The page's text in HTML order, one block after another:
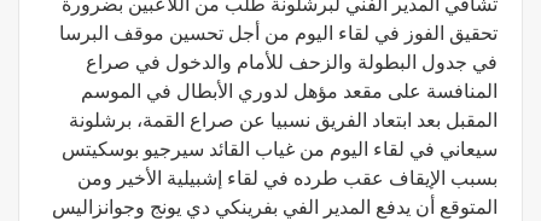
تحقيق الفوز في لقاء اليوم من أجل تحسين موقف البرسا
في جدول البطولة والزحف للأمام والدخول في صراع
المنافسة على مقعد مؤهل لدوري الأبطال في الموسم
المقبل بعد ابتعاد الفريق نسبيا عن صراع القمة، برشلونة
سيعاني في لقاء اليوم من غياب القائد سيرجيو بوسكيتس
بسبب الإيقاف عقب طرده في لقاء إشبيلية الأخير ومن
المتوقع أن يدفع المدير الفي بفرينكي دي يونج وجوانزاليس